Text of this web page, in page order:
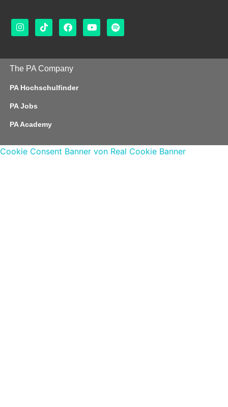
The PA Company
PA Hochschulfinder
PA Jobs
PA Academy
Cookie Consent Banner von Real Cookie Banner